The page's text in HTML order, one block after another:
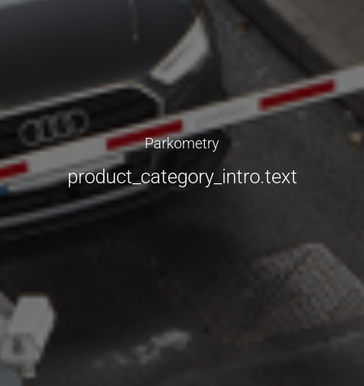
Parkometry
product_category_intro.text